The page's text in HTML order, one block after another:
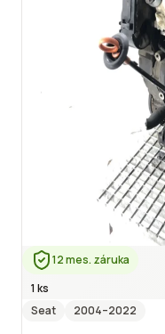
12 mes. záruka
1 ks
Seat
2004–2022